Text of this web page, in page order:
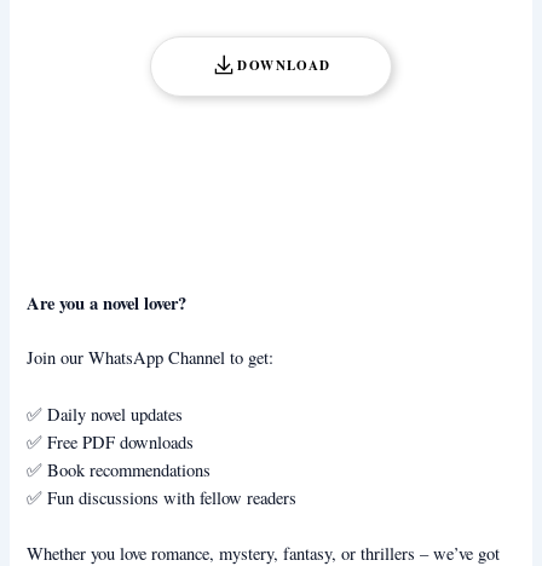
DOWNLOAD
Are you a novel lover?
Join our WhatsApp Channel to get:
✅ Daily novel updates
✅ Free PDF downloads
✅ Book recommendations
✅ Fun discussions with fellow readers
Whether you love romance, mystery, fantasy, or thrillers – we’ve got